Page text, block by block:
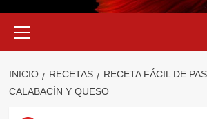
primario
INICIO RECETAS
RECETA FÁCIL DE
CALABACÍN Y QUESO